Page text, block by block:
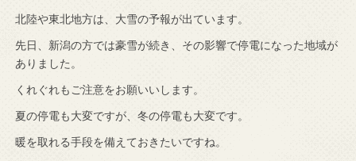
北陸や東北地方は、大雪の予報が出ています。
先日、新潟の方では豪雪が続き、その影響で停電になった地域が
ありました。
くれぐれもご注意をお願いいします。
夏の停電も大変ですが、冬の停電も大変です。
暖を取れる手段を備えておきたいですね。